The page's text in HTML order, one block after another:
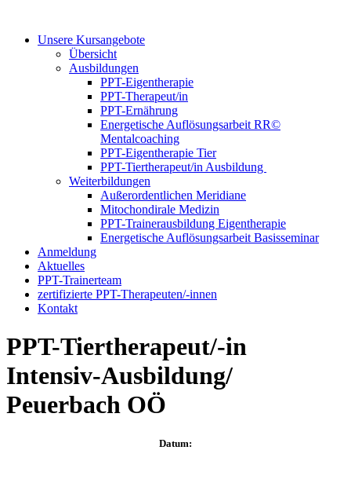
Unsere Kursangebote
Übersicht
Ausbildungen
PPT-Eigentherapie
PPT-Therapeut/in
PPT-Ernährung
Energetische Auflösungsarbeit RR©
Mentalcoaching
PPT-Eigentherapie Tier
PPT-Tiertherapeut/in Ausbildung
Weiterbildungen
Außerordentlichen Meridiane
Mitochondirale Medizin
PPT-Trainerausbildung Eigentherapie
Energetische Auflösungsarbeit Basisseminar
Anmeldung
Aktuelles
PPT-Trainerteam
zertifizierte PPT-Therapeuten/-innen
Kontakt
PPT-Tiertherapeut/-in
Intensiv-Ausbildung/
Peuerbach OÖ
Datum: